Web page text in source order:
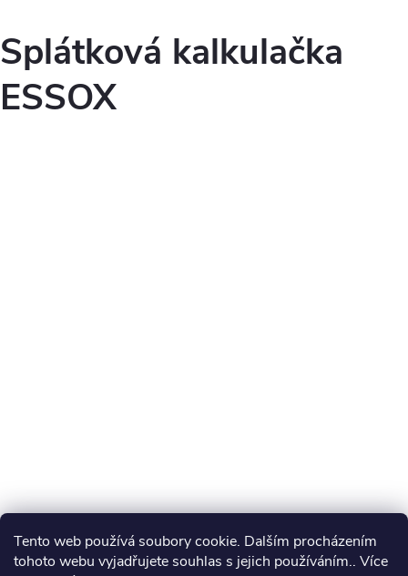
Tento web používá soubory cookie. Dalším procházením
tohoto webu vyjadřujete souhlas s jejich používáním.. Více
Splátková kalkulačka
ESSOX